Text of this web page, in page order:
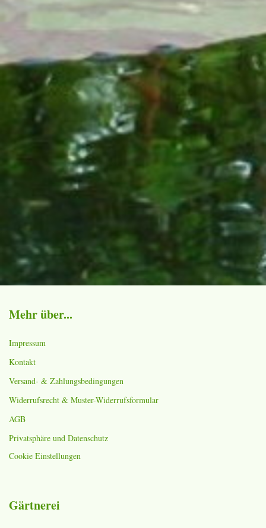
Mehr über...
Impressum
Kontakt
Versand- & Zahlungsbedingungen
Widerrufsrecht & Muster-Widerrufsformular
AGB
Privatsphäre und Datenschutz
Cookie Einstellungen
Gärtnerei